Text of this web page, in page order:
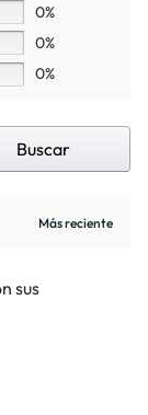
0%
0%
0%
Buscar
sus